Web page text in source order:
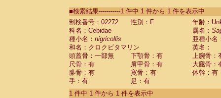
CebidaeSaguinus labiatus(0)
Cebidae Saguinus leucopus (0)
Cebidae
CebidaeSaguinus mystax
CebidaeSaguinus nigricollis (1)
Cebidae Saguinus oedipus
Cebidae Saguinus weddelli
Cebidae Saguinusspp.
Cebidae Aotus trivirgatus
Cebidae Cebus albifrons
■検索結果-----------1 件中 1 件から 1 件を表示中
剖検番号：02272
性別：F
年齢：
科名：Cebidae
属名：
種小名： nigricollis
亜種小名
和名：クロクビタマリン
英名：
頭蓋骨：一部無
下顎骨：有
上腕骨：
尺骨：有
肩甲骨：有
大腿骨：
腓骨：有
寛骨：有
体幹：有
手：有
足：有
1 件中 1 件から 1 件を表示中